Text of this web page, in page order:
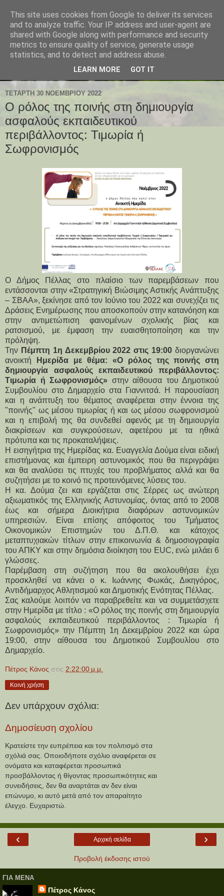
ΤΕΤΆΡΤΗ 30 ΝΟΕΜΒΡΊΟΥ 2022
Ο ρόλος της ποινής στη δημιουργία
ασφαλούς εκπαιδευτικού
περιβάλλοντος: Τιμωρία ή
Σωφρονισμός
Ο Δήμος Πέλλας στο πλαίσιο των παρεμβάσεων που
εντάσσονται στην «Στρατηγική Βιώσιμης Αστικής Ανάπτυξης
– ΣΒΑΑ», ξεκίνησε από τον Ιούνιο του 2022 και συνεχίζει τις
Δράσεις Ενημέρωσης που αποσκοπούν στην κατανόηση και
στην αντιμετώπιση φαινομένων σχολικής βίας και
ρατσισμού, με έμφαση την ευαισθητοποίηση και την
πρόληψη.
Την Πέμπτη 1η Δεκεμβρίου 2022 στις 19:00 διοργανώνει
ανοικτή
Ημερίδα με θέμα: «Ο ρόλος της ποινής στη
δημιουργία ασφαλούς εκπαιδευτικού περιβάλλοντος:
Τιμωρία ή Σωφρονισμός» στην αίθουσα του Δημοτικού
Συμβουλίου στο Δημαρχείο στα Γιαννιτσά. Η παρουσίαση
και η ανάπτυξη του θέματος αναφέρεται στην έννοια της
"ποινής" ως μέσου τιμωρίας ή και ως μέσου σωφρονισμού
και η επιβολή της θα συνδεθεί αφενός με τη δημιουργία
διακρίσεων και συγκρούσεων, αφετέρου με τα ηθικά
πρότυπα και τις προκαταλήψεις.
Η εισηγήτρια της Ημερίδας κα. Ευαγγελία Δούμα είναι ειδική
επιστήμονας και έμπειρη αστυνομικός που θα περιγράψει
και θα αναλύσει τις πτυχές του προβλήματος αλλά και θα
συζητήσει με το κοινό τις προτεινόμενες λύσεις του.
Η κα. Δούμα ζει και εργάζεται στις Σέρρες ως ανώτερη
αξιωματικός της Ελληνικής Αστυνομίας, όντας από το 2008
έως και σήμερα Διοικήτρια διαφόρων αστυνομικών
υπηρεσιών. Είναι επίσης απόφοιτος του Τμήματος
Οικονομικών Επιστημών του Δ.Π.Θ. και κάτοχος
μεταπτυχιακών τίτλων στην επικοινωνία & δημοσιογραφία
του ΑΠΚΥ και στην δημόσια διοίκηση του EUC, ενώ μιλάει 6
γλώσσες.
Παρέμβαση στη συζήτηση που θα ακολουθήσει έχει
προσκληθεί να κάνει ο κ. Ιωάννης Φωκάς, Δικηγόρος,
Αντιδήμαρχος Αθλητισμού και Δημοτικής Ενότητας Πέλλας.
Σας καλούμε λοιπόν να παραβρεθείτε και να συμμετάσχετε
στην Ημερίδα με τίτλο : «Ο ρόλος της ποινής στη δημιουργία
ασφαλούς εκπαιδευτικού περιβάλλοντος : Τιμωρία ή
Σωφρονισμός» την Πέμπτη 1η Δεκεμβρίου 2022 και ώρα
19:00, στην αίθουσα του Δημοτικού Συμβουλίου στο
Δημαρχείο.
Πέτρος Κάνος στις 2:22:00 μ.μ.
Κοινή χρήση
Δεν υπάρχουν σχόλια:
Δημοσίευση σχολίου
Κρατείστε την ευπρέπεια και τον πολιτισμό στα
σχόλιά σας. Οποιοδήποτε σχόλιο αναφέρεται σε
ονόματα και καταφέρεται προσωπικά
προσβάλλοντας ή θίγοντας προσωπικότητες και
συνειδήσεις, δεν θα αναρτάται αν δεν είναι
επώνυμο, κι αυτό μετά από τον απαραίτητο
έλεγχο. Ευχαριστώ.
‹ ›
Αρχική σελίδα
Προβολή έκδοσης ιστού
ΓΙΑ ΜΕΝΑ
Πέτρος Κάνος
This site uses cookies from Google to deliver its services
and to analyze traffic. Your IP address and user-agent are
shared with Google along with performance and security
metrics to ensure quality of service, generate usage
statistics, and to detect and address abuse.
LEARN MORE GOT IT